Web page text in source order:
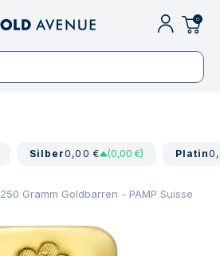
0
Silber0,00 € (0,00 €) Platin
250 Gramm Goldbarren - PAMP Suisse